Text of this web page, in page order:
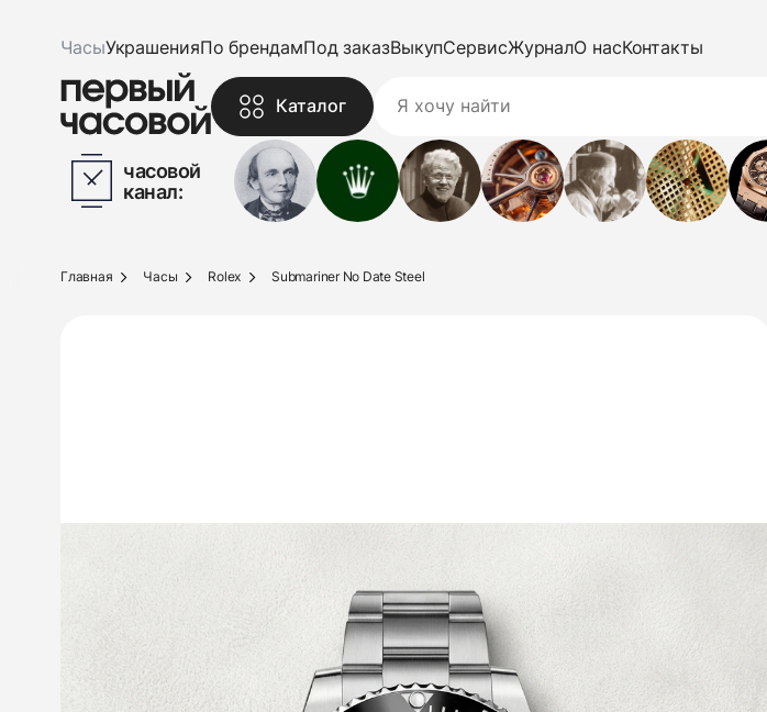
ЧасыУкрашенияПо брендамПод заказВыкупСервисЖурналО насКонтакты
Каталог
часовой
канал:
Главная Часы Rolex Submariner No Date Steel